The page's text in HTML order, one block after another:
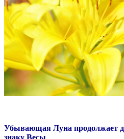
Убывающая Луна продолжает
знаку Весы